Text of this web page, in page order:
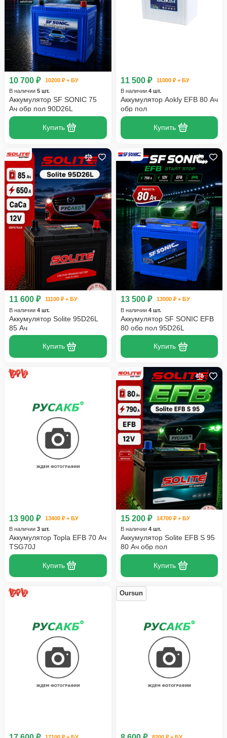
10 700 ₽
10200 ₽ + БУ
В наличии 5 шт.
Аккумулятор SF SONIC 75
Ач обр пол 90D26L
Купить
11 500 ₽
11000 ₽ + БУ
В наличии 4 шт.
Аккумулятор Aokly EFB 80 Ач
обр пол
Купить
11 600 ₽
11100 ₽ + БУ
В наличии 4 шт.
Аккумулятор Solite 95D26L
85 Ач
Купить
13 500 ₽
13000 ₽ + БУ
В наличии 4 шт.
Аккумулятор SF SONIC EFB
80 обр пол 95D26L
Купить
13 900 ₽
13400 ₽ + БУ
В наличии 3 шт.
Аккумулятор Topla EFB 70 Ач
TSG70J
Купить
15 200 ₽
14700 ₽ + БУ
В наличии 4 шт.
Аккумулятор Solite EFB S 95
80 Ач обр пол
Купить
Oursun